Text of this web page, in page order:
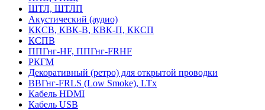
ШТЛ, ШТЛП
Акустический (аудио)
ККСВ, КВК-В, КВК-П, ККСП
КСПВ
ППГнг-HF, ППГнг-FRHF
РКГМ
Декоративный (ретро) для открытой проводки
ВВГнг-FRLS (Low Smoke), LTx
Кабель HDMI
Кабель USB